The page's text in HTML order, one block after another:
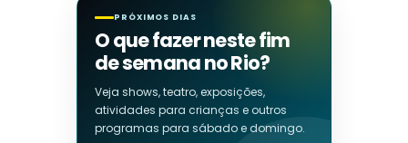
PRÓXIMOS DIAS
O que fazer neste fim
de semana no Rio?
Veja shows, teatro, exposições,
atividades para crianças e outros
programas para sábado e domingo.